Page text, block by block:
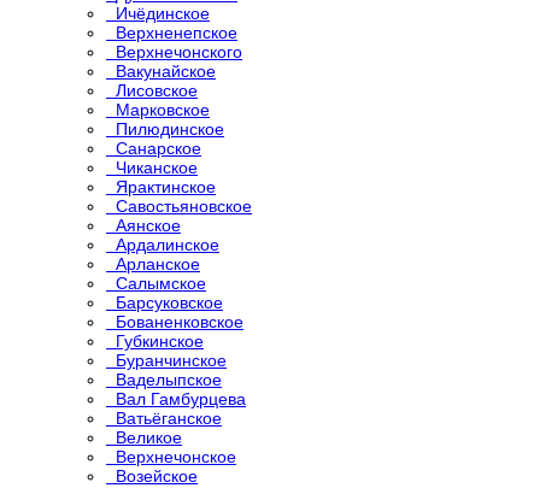
Ичёдинское
Верхненепское
Верхнечонского
Вакунайское
Лисовское
Марковское
Пилюдинское
Санарское
Чиканское
Ярактинское
Савостьяновское
Аянское
Ардалинское
Арланское
Салымское
Барсуковское
Бованенковское
Губкинское
Буранчинское
Ваделыпское
Вал Гамбурцева
Ватьёганское
Великое
Верхнечонское
Возейское